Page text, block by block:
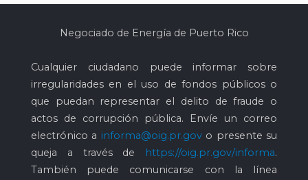
Negociado de Energía de Puerto Rico
Cualquier ciudadano puede informar sobre
irregularidades en el uso de fondos públicos o
que puedan representar el delito de fraude o
actos de corrupción pública. Envíe un correo
electrónico a informa@oig.pr.govo presente su
queja a través de
https://oig.pr.gov/informa.
También puede comunicarse con la línea